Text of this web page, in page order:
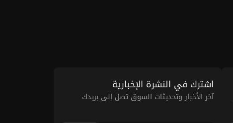
اشترك في النشرة الإخبارية
آخر الأخبار وتحديثات السوق تصل إلى بريدك